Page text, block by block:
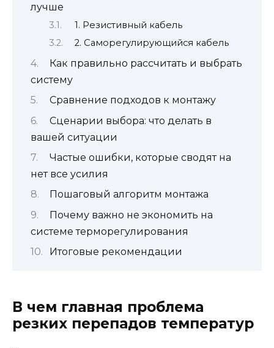
лучше
1. Резистивный кабель
2. Саморегулирующийся кабель
Как правильно рассчитать и выбрать
систему
Сравнение подходов к монтажу
Сценарии выбора: что делать в
вашей ситуации
Частые ошибки, которые сводят на
нет все усилия
Пошаговый алгоритм монтажа
Почему важно не экономить на
системе терморегулирования
Итоговые рекомендации
В чем главная проблема
резких перепадов температур